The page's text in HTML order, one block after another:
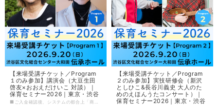
【来場受講チケット／Program
１のみ参加】講演会（大豆生田
啓友×おおえだけいこ 対談）｜
保育セミナー2026｜東京・渋谷
【来場受講チケット／Program
２のみ参加】実技研修会（新沢
としひこ&長谷川義史 大人のた
めのえほんうたコンサート）｜
保育セミナー2026｜東京・渋谷